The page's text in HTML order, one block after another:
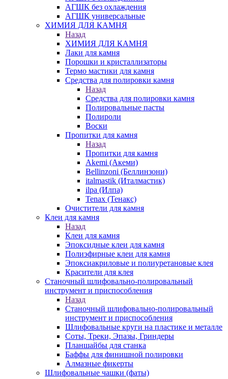
АГШК без охлаждения
АГШК универсальные
ХИМИЯ ДЛЯ КАМНЯ
Назад
ХИМИЯ ДЛЯ КАМНЯ
Лаки для камня
Порошки и кристаллизаторы
Термо мастики для камня
Средства для полировки камня
Назад
Средства для полировки камня
Полировальные пасты
Полироли
Воски
Пропитки для камня
Назад
Пропитки для камня
Akemi (Акеми)
Bellinzoni (Беллинзони)
italmastik (Италмастик)
ilpa (Илпа)
Tenax (Тенакс)
Очистители для камня
Клеи для камня
Назад
Клеи для камня
Эпоксидные клеи для камня
Полиэфирные клеи для камня
Эпоксиакриловые и полиуретановые клея
Красители для клея
Станочный шлифовально-полировальный
инструмент и приспособления
Назад
Станочный шлифовально-полировальный
инструмент и приспособления
Шлифовальные круги на пластике и металле
Соты, Треки, Эпазы, Гриндеры
Планшайбы для станка
Баффы для финишной полировки
Алмазные фикерты
Шлифовальные чашки (фаты)